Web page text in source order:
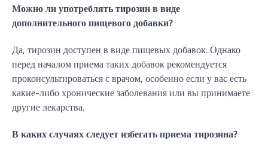
Можно ли употреблять тирозин в виде
дополнительного пищевого добавки?
Да, тирозин доступен в виде пищевых добавок. Однако
перед началом приема таких добавок рекомендуется
проконсультироваться с врачом, особенно если у вас есть
какие-либо хронические заболевания или вы принимаете
другие лекарства.
В каких случаях следует избегать приема тирозина?